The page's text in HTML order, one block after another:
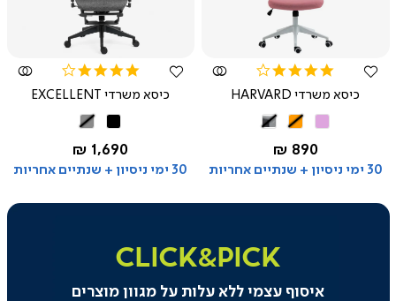
צפייה
מהירה
3.8
rating
כיסא משרדי HARVARD
ורוד כתוםשחור
החל מ-
890 ₪
30 ימי ניסיון + שנתיים אחריות
צפייה
מהירה
rating
כיסא משרדי EXCELLENT
שחוראפור
החל מ-
1,690 ₪
30 ימי ניסיון + שנתיים אחריות
|
CLICK&PICK
איסוף עצמי ללא עלות על מגוון מוצרים